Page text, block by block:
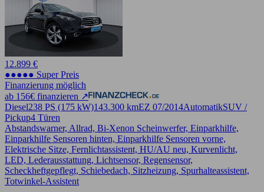
12.899 €
●●●●● Super Preis
Finanzierung möglich
ab 156€ finanzieren ↗
Diesel238 PS (175 kW)143.300 kmEZ 07/2014AutomatikSUV /
Pickup4 Türen
Abstandswarner, Allrad, Bi-Xenon Scheinwerfer, Einparkhilfe,
Einparkhilfe Sensoren hinten, Einparkhilfe Sensoren vorne,
Elektrische Sitze, Fernlichtassistent, HU/AU neu, Kurvenlicht,
LED, Lederausstattung, Lichtsensor, Regensensor,
Scheckheftgepflegt, Schiebedach, Sitzheizung, Spurhalteassistent,
Totwinkel-Assistent